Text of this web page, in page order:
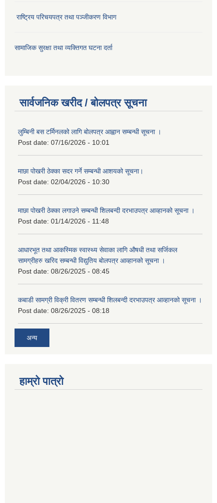
राष्ट्रिय परिचयपत्र तथा पञ्जीकरण विभाग
सामाजिक सुरक्षा तथा व्यक्तिगत घटना दर्ता
सार्वजनिक खरीद / बोलपत्र सूचना
लुम्बिनी बस टर्मिनलको लागि बोलपत्र आह्वान सम्बन्धी सूचना ।
Post date: 07/16/2026 - 10:01
माछा पोखरी ठेक्का सदर गर्ने सम्बन्धी आशयको सूचना।
Post date: 02/04/2026 - 10:30
माछा पोखरी ठेक्का लगाउने सम्बन्धी शिलबन्दी दरभाउपत्र आव्हानको सूचना ।
Post date: 01/14/2026 - 11:48
आधारभूत तथा आकस्मिक स्वास्थ्य सेवाका लागि औषधी तथा सर्जिकल
सामग्रीहरु खरिद सम्बन्धी विद्युतिय बोलपत्र आव्हानको सूचना ।
Post date: 08/26/2025 - 08:45
कबाडी सामग्री विक्री वितरण सम्बन्धी शिलबन्दी दरभाउपत्र आव्हानको सूचना ।
Post date: 08/26/2025 - 08:18
अन्य
हाम्रो पात्रो